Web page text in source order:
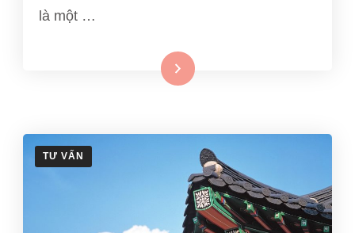
là một …
Xem thêm
TƯ VẤN